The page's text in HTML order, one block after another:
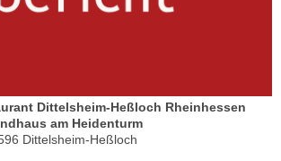
Dittelsheim-Heßloch Rheinhessen
am Heidenturm
Dittelsheim-Heßloch